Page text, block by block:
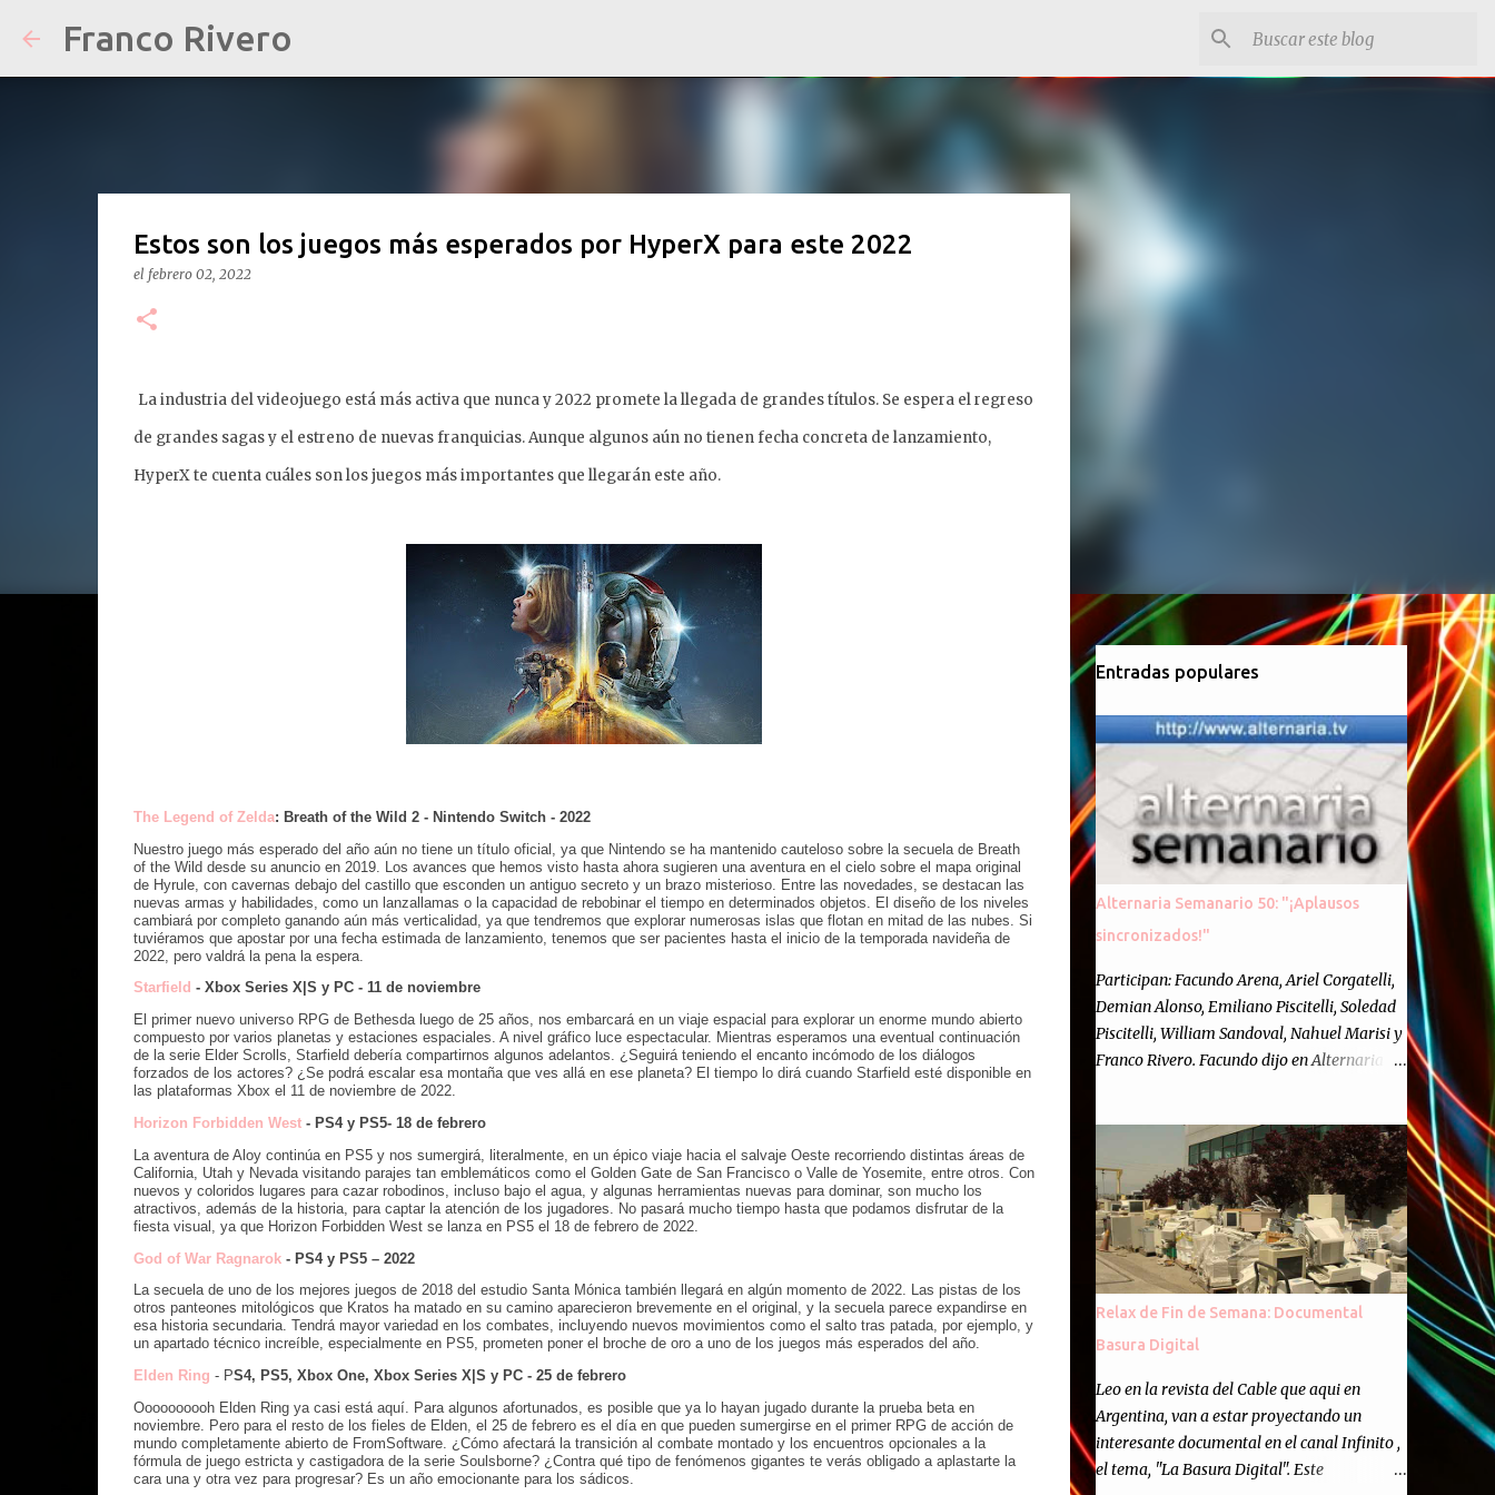
Franco Rivero
Estos son los juegos más esperados por HyperX para este 2022
el febrero 02, 2022
La industria del videojuego está más activa que nunca y 2022 promete la llegada de grandes títulos. Se espera el regreso
de grandes sagas y el estreno de nuevas franquicias. Aunque algunos aún no tienen fecha concreta de lanzamiento,
HyperX te cuenta cuáles son los juegos más importantes que llegarán este año.
The Legend of Zelda: Breath of the Wild 2 - Nintendo Switch - 2022
Nuestro juego más esperado del año aún no tiene un título oficial, ya que Nintendo se ha mantenido cauteloso sobre la secuela de Breath
of the Wild desde su anuncio en 2019. Los avances que hemos visto hasta ahora sugieren una aventura en el cielo sobre el mapa original
de Hyrule, con cavernas debajo del castillo que esconden un antiguo secreto y un brazo misterioso. Entre las novedades, se destacan las
nuevas armas y habilidades, como un lanzallamas o la capacidad de rebobinar el tiempo en determinados objetos. El diseño de los niveles
cambiará por completo ganando aún más verticalidad, ya que tendremos que explorar numerosas islas que flotan en mitad de las nubes. Si
tuviéramos que apostar por una fecha estimada de lanzamiento, tenemos que ser pacientes hasta el inicio de la temporada navideña de
2022, pero valdrá la pena la espera.
Starfield - Xbox Series X|S y PC - 11 de noviembre
El primer nuevo universo RPG de Bethesda luego de 25 años, nos embarcará en un viaje espacial para explorar un enorme mundo abierto
compuesto por varios planetas y estaciones espaciales. A nivel gráfico luce espectacular. Mientras esperamos una eventual continuación
de la serie Elder Scrolls, Starfield debería compartirnos algunos adelantos. ¿Seguirá teniendo el encanto incómodo de los diálogos
forzados de los actores? ¿Se podrá escalar esa montaña que ves allá en ese planeta? El tiempo lo dirá cuando Starfield esté disponible en
las plataformas Xbox el 11 de noviembre de 2022.
Horizon Forbidden West- PS4 y PS5- 18 de febrero
La aventura de Aloy continúa en PS5 y nos sumergirá, literalmente, en un épico viaje hacia el salvaje Oeste recorriendo distintas áreas de
California, Utah y Nevada visitando parajes tan emblemáticos como el Golden Gate de San Francisco o Valle de Yosemite, entre otros. Con
nuevos y coloridos lugares para cazar robodinos, incluso bajo el agua, y algunas herramientas nuevas para dominar, son mucho los
atractivos, además de la historia, para captar la atención de los jugadores. No pasará mucho tiempo hasta que podamos disfrutar de la
fiesta visual, ya que Horizon Forbidden West se lanza en PS5 el 18 de febrero de 2022.
God of War Ragnarok- PS4 y PS5 – 2022
La secuela de uno de los mejores juegos de 2018 del estudio Santa Mónica también llegará en algún momento de 2022. Las pistas de los
otros panteones mitológicos que Kratos ha matado en su camino aparecieron brevemente en el original, y la secuela parece expandirse en
esa historia secundaria. Tendrá mayor variedad en los combates, incluyendo nuevos movimientos como el salto tras patada, por ejemplo, y
un apartado técnico increíble, especialmente en PS5, prometen poner el broche de oro a uno de los juegos más esperados del año.
Elden Ring - PS4, PS5, Xbox One, Xbox Series X|S y PC - 25 de febrero
Oooooooooh Elden Ring ya casi está aquí. Para algunos afortunados, es posible que ya lo hayan jugado durante la prueba beta en
noviembre. Pero para el resto de los fieles de Elden, el 25 de febrero es el día en que pueden sumergirse en el primer RPG de acción de
mundo completamente abierto de FromSoftware. ¿Cómo afectará la transición al combate montado y los encuentros opcionales a la
fórmula de juego estricta y castigadora de la serie Soulsborne? ¿Contra qué tipo de fenómenos gigantes te verás obligado a aplastarte la
cara una y otra vez para progresar? Es un año emocionante para los sádicos.
Entradas populares
Alternaria Semanario 50: "¡Aplausos
sincronizados!"
Participan: Facundo Arena, Ariel Corgatelli,
Demian Alonso, Emiliano Piscitelli, Soledad
Piscitelli, William Sandoval, Nahuel Marisi y
Franco Rivero. Facundo dijo en Alternaria :
Cincuenta ocasiones para ponernos en
contacto con ustedes y contarles las noticias
de tecnología más importantes, desde
nuestra propia óptica: un punto de vista
independiente e informal.Para festejarlo, se
nos ocurrió que estemos todos juntos; y
cuando digo "todos" me refiero a toda la
semanario como panelista, y a ustedes. Por
eso se nos ocurrió la idea de emitir video en
vivo. La tarea no fué facil, hubo que
coordinar horarios, preparar el estudio,
configurar muchos programejos y hacer
Relax de Fin de Semana: Documental
Basura Digital
Leo en la revista del Cable que aqui en
Argentina, van a estar proyectando un
interesante documental en el canal Infinito ,
el tema, "La Basura Digital". Este